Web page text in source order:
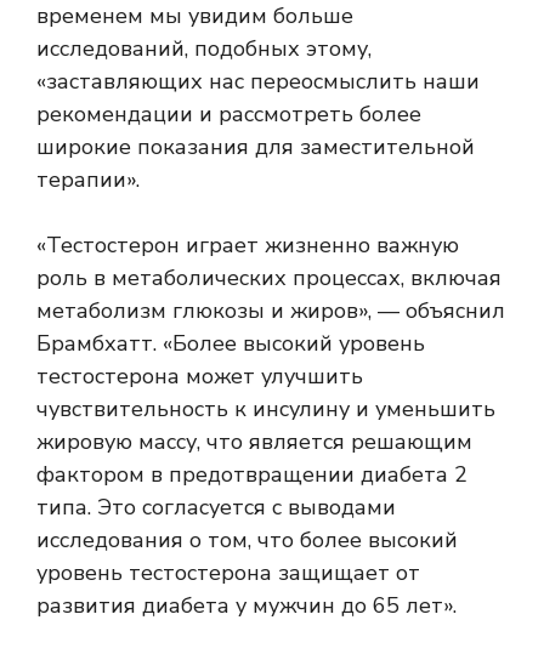
временем мы увидим больше
исследований, подобных этому,
«заставляющих нас переосмыслить наши
рекомендации и рассмотреть более
широкие показания для заместительной
терапии».
«Тестостерон играет жизненно важную
роль в метаболических процессах, включая
метаболизм глюкозы и жиров», — объяснил
Брамбхатт. «Более высокий уровень
тестостерона может улучшить
чувствительность к инсулину и уменьшить
жировую массу, что является решающим
фактором в предотвращении диабета 2
типа. Это согласуется с выводами
исследования о том, что более высокий
уровень тестостерона защищает от
развития диабета у мужчин до 65 лет».